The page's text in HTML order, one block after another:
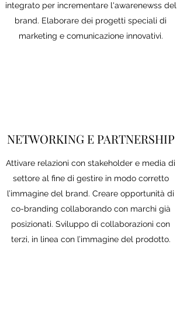
integrato per incrementare l'awarenewss del
brand. Elaborare dei progetti speciali di
marketing e comunicazione innovativi.
NETWORKING E PARTNERSHIP
Attivare relazioni con stakeholder e media di
settore al fine di gestire in modo corretto
l’immagine del brand. Creare opportunità di
co-branding collaborando con marchi già
posizionati. Sviluppo di collaborazioni con
terzi, in linea con l’immagine del prodotto.